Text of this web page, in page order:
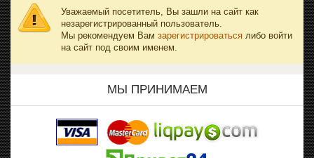
Уважаемый посетитель, Вы зашли на сайт как
незарегистрированный пользователь.
Мы рекомендуем Вам зарегистрироваться либо войти
на сайт под своим именем.
МЫ ПРИНИМАЕМ